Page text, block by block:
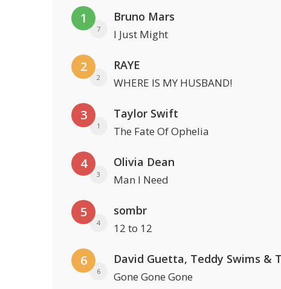
1
7
Bruno Mars
I Just Might
2
2
RAYE
WHERE IS MY HUSBAND!
3
1
Taylor Swift
The Fate Of Ophelia
4
3
Olivia Dean
Man I Need
5
4
sombr
12 to 12
6
6 Gone Gone Gone